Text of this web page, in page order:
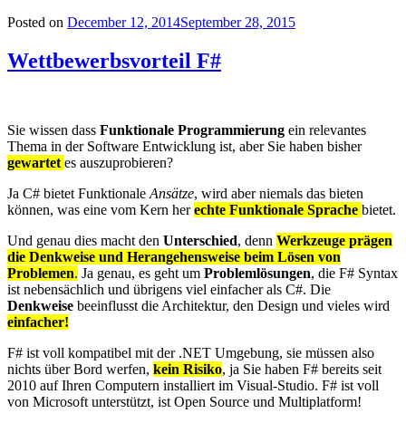
Posted on December 12, 2014September 28, 2015
Wettbewerbsvorteil F#
Sie wissen dass Funktionale Programmierung ein relevantes
Thema in der Software Entwicklung ist, aber Sie haben bisher
gewartet es auszuprobieren?
Ja C# bietet Funktionale Ansätze, wird aber niemals das bieten
können, was eine vom Kern herechte Funktionale Sprache bietet.
Und genau dies macht den Unterschied, denn Werkzeuge prägen
die Denkweise und Herangehensweise beim Lösen von
Problemen. Ja genau, es geht um Problemlösungen, die F# Syntax
ist nebensächlich und übrigens viel einfacher als C#. Die
Denkweise beeinflusst die Architektur, den Design und vieles wird
einfacher!
F# ist voll kompatibel mit der .NET Umgebung, sie müssen also
nichts über Bord werfen, kein Risiko, ja Sie haben F# bereits seit
2010 auf Ihren Computern installiert im Visual-Studio. F# ist voll
von Microsoft unterstützt, ist Open Source und Multiplatform!